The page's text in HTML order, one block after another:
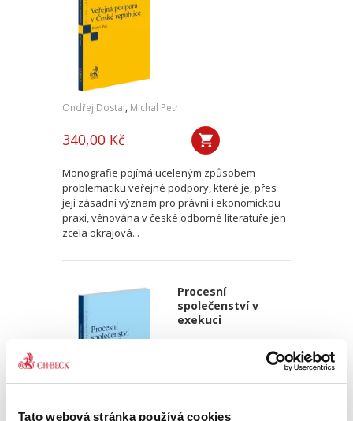
Tato webová stránka používá cookies
Ondřej Dostal, Michal Petr
340,00 Kč
Monografie pojímá uceleným způsobem
problematiku veřejné podpory, které je, přes
její zásadní význam pro právní i ekonomickou
praxi, věnována v české odborné literatuře jen
zcela okrajová...
Procesní
společenství v
exekuci